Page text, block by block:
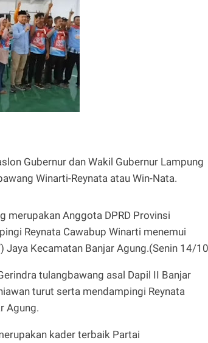
Gubernur dan Wakil Gubernur Lampung
Winarti-Reynata atau Win-Nata.
merupakan Anggota DPRD Provinsi
Reynata Cawabup Winarti menemui
Jaya Kecamatan Banjar Agung.(Senin 14/
tulangbawang asal Dapil II Banjar
turut serta mendampingi Reynata
Agung.
kader terbaik Partai